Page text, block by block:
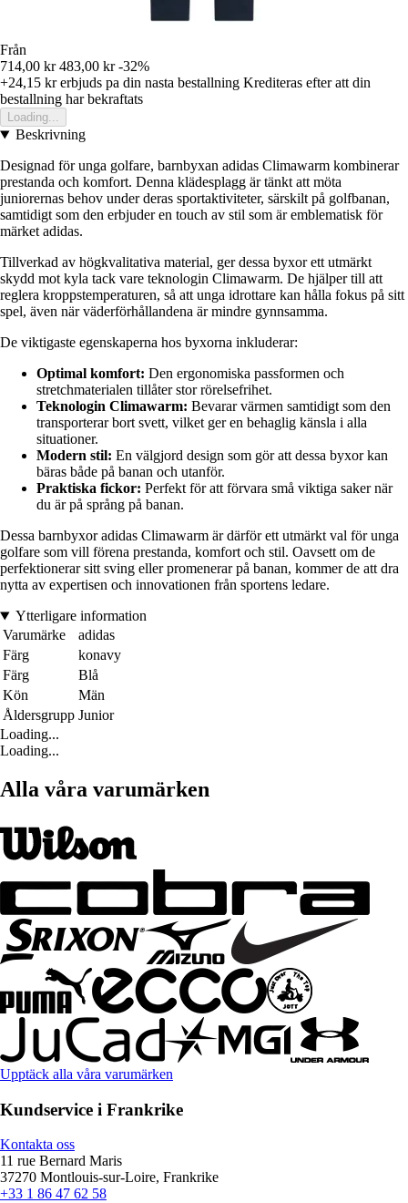
Från
714,00 kr 483,00 kr -32%
+24,15 krerbjuds pa din nasta bestallning Krediteras efter att din
bestallning har bekraftats
Loading...
Beskrivning
Designad för unga golfare, barnbyxan adidas Climawarm kombinerar
prestanda och komfort. Denna klädesplagg är tänkt att möta
juniorernas behov under deras sportaktiviteter, särskilt på golfbanan,
samtidigt som den erbjuder en touch av stil som är emblematisk för
märket adidas.
Tillverkad av högkvalitativa material, ger dessa byxor ett utmärkt
skydd mot kyla tack vare teknologin Climawarm. De hjälper till att
reglera kroppstemperaturen, så att unga idrottare kan hålla fokus på sitt
spel, även när väderförhållandena är mindre gynnsamma.
De viktigaste egenskaperna hos byxorna inkluderar:
Optimal komfort: Den ergonomiska passformen och
stretchmaterialen tillåter stor rörelsefrihet.
Teknologin Climawarm: Bevarar värmen samtidigt som den
transporterar bort svett, vilket ger en behaglig känsla i alla
situationer.
Modern stil: En välgjord design som gör att dessa byxor kan
bäras både på banan och utanför.
Praktiska fickor: Perfekt för att förvara små viktiga saker när
du är på språng på banan.
Dessa barnbyxor adidas Climawarm är därför ett utmärkt val för unga
golfare som vill förena prestanda, komfort och stil. Oavsett om de
perfektionerar sitt sving eller promenerar på banan, kommer de att dra
nytta av expertisen och innovationen från sportens ledare.
Ytterligare information
Varumärke
adidas
Färg
konavy
Färg
Blå
Kön
Män
Åldersgrupp Junior
Loading...
Loading...
Alla våra varumärken
Upptäck alla våra varumärken
Kundservice i Frankrike
Kontakta oss
11 rue Bernard Maris
37270 Montlouis-sur-Loire, Frankrike
+33 1 86 47 62 58